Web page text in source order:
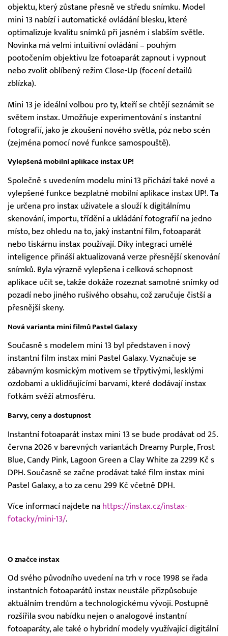
objektu, který zůstane přesně ve středu snímku. Model
mini 13 nabízí i automatické ovládání blesku, které
optimalizuje kvalitu snímků při jasném i slabším světle.
Novinka má velmi intuitivní ovládání – pouhým
pootočením objektivu lze fotoaparát zapnout i vypnout
nebo zvolit oblíbený režim Close-Up (focení detailů
zblízka).
Mini 13 je ideální volbou pro ty, kteří se chtějí seznámit se
světem instax. Umožňuje experimentování s instantní
fotografií, jako je zkoušení nového světla, póz nebo scén
(zejména pomocí nové funkce samospouště).
Vylepšená mobilní aplikace instax UP!
Společně s uvedením modelu mini 13 přichází také nové a
vylepšené funkce bezplatné mobilní aplikace instax UP!. Ta
je určena pro instax uživatele a slouží k digitálnímu
skenování, importu, třídění a ukládání fotografií na jedno
místo, bez ohledu na to, jaký instantní film, fotoaparát
nebo tiskárnu instax používají. Díky integraci umělé
inteligence přináší aktualizovaná verze přesnější skenování
snímků. Byla výrazně vylepšena i celková schopnost
aplikace učit se, takže dokáže rozeznat samotné snímky od
pozadí nebo jiného rušivého obsahu, což zaručuje čistší a
přesnější skeny.
Nová varianta mini filmů Pastel Galaxy
Současně s modelem mini 13 byl představen i nový
instantní film instax mini Pastel Galaxy. Vyznačuje se
zábavným kosmickým motivem se třpytivými, lesklými
ozdobami a uklidňujícími barvami, které dodávají instax
fotkám svěží atmosféru.
Barvy, ceny a dostupnost
Instantní fotoaparát instax mini 13 se bude prodávat od 25.
června 2026 v barevných variantách Dreamy Purple, Frost
Blue, Candy Pink, Lagoon Green a Clay White za 2299 Kč s
DPH. Současně se začne prodávat také film instax mini
Pastel Galaxy, a to za cenu 299 Kč včetně DPH.
Více informací najdete na https://instax.cz/instax-
fotacky/mini-13/.
O značce instax
Od svého původního uvedení na trh v roce 1998 se řada
instantních fotoaparátů instax neustále přizpůsobuje
aktuálním trendům a technologickému vývoji. Postupně
rozšířila svou nabídku nejen o analogové instantní
fotoaparáty, ale také o hybridní modely využívající digitální